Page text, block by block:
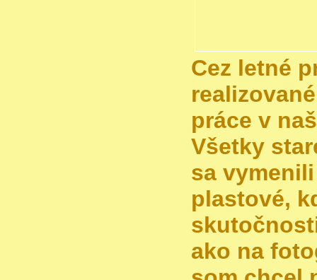
Cez letné
práce v
Všetky
sa
plastové,
ako na